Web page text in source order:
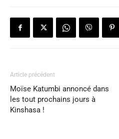
Article précédent
Moïse Katumbi annoncé dans
les tout prochains jours à
Kinshasa !